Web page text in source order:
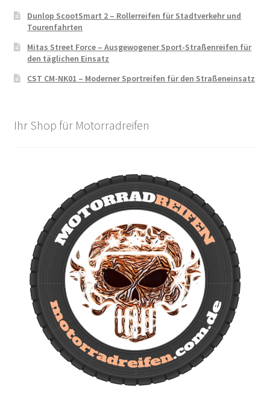
Dunlop ScootSmart 2 – Rollerreifen für Stadtverkehr und
Tourenfahrten
Mitas Street Force – Ausgewogener Sport-Straßenreifen für
den täglichen Einsatz
CST CM-NK01 – Moderner Sportreifen für den Straßeneinsatz
Ihr Shop für Motorradreifen